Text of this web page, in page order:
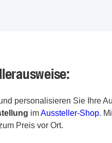
personalisieren Sie Ihre
imAussteller-Shop.
Preis vor Ort.